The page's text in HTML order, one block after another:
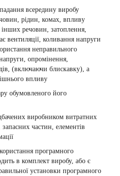
всередину виробу
рідин, комах, впливу
інших речовин, затоплення,
вентиляції, коливання напруги
неправильного
опромінення,
(включаючи блискавку), а
впливу
обумовленого його
виробником витратних
запасних частин, елементів
програмного
в комплект виробу, або є
установки програмного